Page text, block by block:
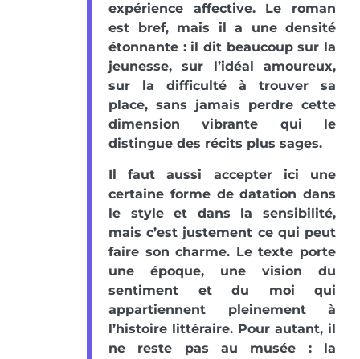
expérience affective. Le roman
est bref, mais il a une densité
étonnante : il dit beaucoup sur la
jeunesse, sur l’idéal amoureux,
sur la difficulté à trouver sa
place, sans jamais perdre cette
dimension vibrante qui le
distingue des récits plus sages.
Il faut aussi accepter ici une
certaine forme de datation dans
le style et dans la sensibilité,
mais c’est justement ce qui peut
faire son charme. Le texte porte
une époque, une vision du
sentiment et du moi qui
appartiennent pleinement à
l’histoire littéraire. Pour autant, il
ne reste pas au musée : la